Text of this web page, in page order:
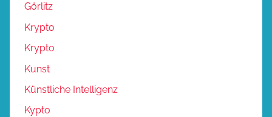
Görlitz
Krypto
Krypto
Kunst
Künstliche Intelligenz
Kypto